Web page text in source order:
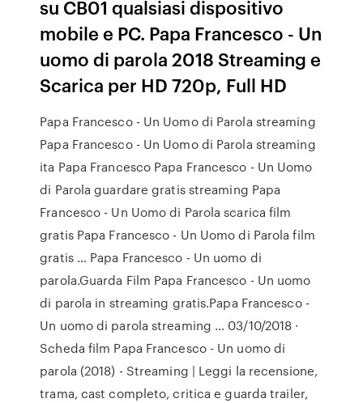
su CB01 qualsiasi dispositivo
mobile e PC. Papa Francesco - Un
uomo di parola 2018 Streaming e
Scarica per HD 720p, Full HD
Papa Francesco - Un Uomo di Parola streaming
Papa Francesco - Un Uomo di Parola streaming
ita Papa Francesco Papa Francesco - Un Uomo
di Parola guardare gratis streaming Papa
Francesco - Un Uomo di Parola scarica film
gratis Papa Francesco - Un Uomo di Parola film
gratis … Papa Francesco - Un uomo di
parola.Guarda Film Papa Francesco - Un uomo
di parola in streaming gratis.Papa Francesco -
Un uomo di parola streaming … 03/10/2018 ·
Scheda film Papa Francesco - Un uomo di
parola (2018) - Streaming | Leggi la recensione,
trama, cast completo, critica e guarda trailer,